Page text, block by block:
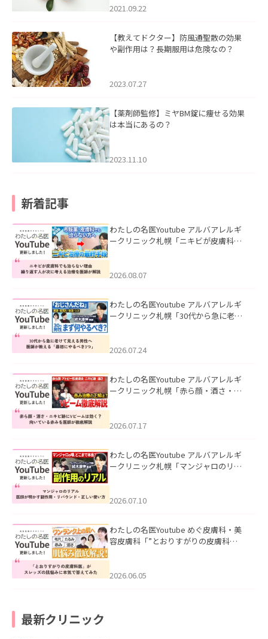
2021.09.22
【教えてドクター】防風通聖散の効果
や副作用は？長期服用は危険なの？
2023.07.27
【薬剤師監修】ミヤBM錠に痩せる効果
は本当にあるの？
2023.11.10
新着記事
わたしの名医Youtube アルバアレルギ
ークリニック札幌「ニキビが皮膚科で
ました。
2026.08.07
わたしの名医Youtube アルバアレルギ
ークリニック札幌「30代から急に老け
た。
2026.07.24
わたしの名医Youtube アルバアレルギ
ークリニック札幌「赤ら顔・酒さ・ニ
した。
2026.07.17
わたしの名医Youtube アルバアレルギ
ークリニック札幌「マンジャロのリア
た。
2026.07.10
わたしの名医Youtube めぐ皮膚科・美
容皮膚科「”とおりすがりの皮膚科
2026.06.05
最新クリニック